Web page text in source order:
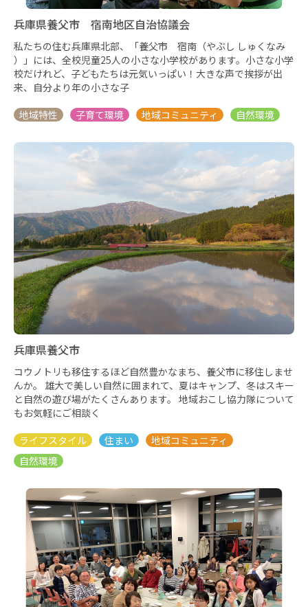
兵庫県養父市 宿南地区自治協議会
私たちの住む兵庫県北部、「養父市 宿南（やぶし しゅくなみ
）」には、全校児童25人の小さな小学校があります。小さな小学
校だけれど、子どもたちは元気いっぱい！大きな声で挨拶が出
来、自分より年の小さな子
兵庫県養父市
コウノトリも移住するほど自然豊かなまち、養父市に移住しませ
んか。 雄大で美しい自然に囲まれて、夏はキャンプ、冬はスキー
と自然の遊び場がたくさんあります。 地域おこし協力隊について
もお気軽にご相談く